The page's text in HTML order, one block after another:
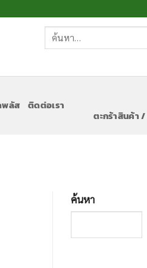
ค้นหา:
พลัส ติดต่อเรา
ตะกร้าสินค้า /
ค้นหา